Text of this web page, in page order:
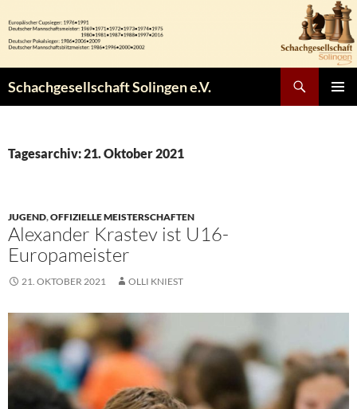
Inhalt
springen
Schachgesellschaft Solingen e.V.
Tagesarchiv: 21. Oktober 2021
JUGEND,OFFIZIELLE MEISTERSCHAFTEN
Alexander Krastev ist U16-
Europameister
21. OKTOBER 2021 OLLI KNIEST